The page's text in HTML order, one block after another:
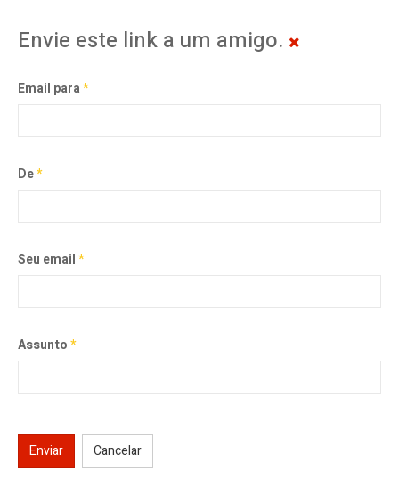
Envie este link a um amigo.
Email para*
De*
Seu email*
Assunto*
Enviar Cancelar